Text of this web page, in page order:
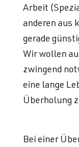
Arbeit
anderen aus
gerade
Wir wollen
zwingend
eine lange
Überholung
Bei einer